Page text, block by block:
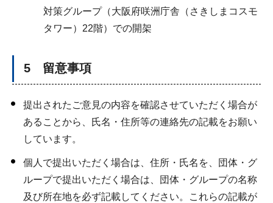
対策グループ（大阪府咲洲庁舎（さきしまコスモ
タワー）22階）での開架
5 留意事項
提出されたご意見の内容を確認させていただく場合が
あることから、氏名・住所等の連絡先の記載をお願い
しています。
個人で提出いただく場合は、住所・氏名を、団体・グ
ループで提出いただく場合は、団体・グループの名称
及び所在地を必ず記載してください。これらの記載が